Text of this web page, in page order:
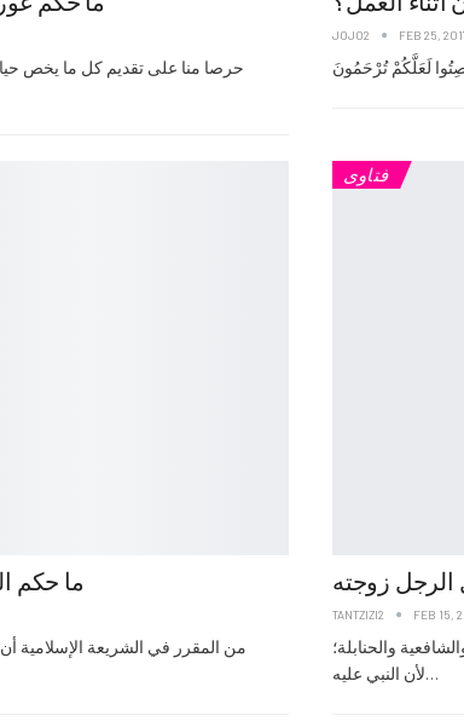
حرصا منا على تقديم كل ما يخص
JOJO2 FEB 25,
ما حكم
من المقرر في الشريعة الإسلامية
فتاوى
الرجل زوجته
TANTZIZI2 FEB 15,
والحنابلة؛
لأن النبي عليه…